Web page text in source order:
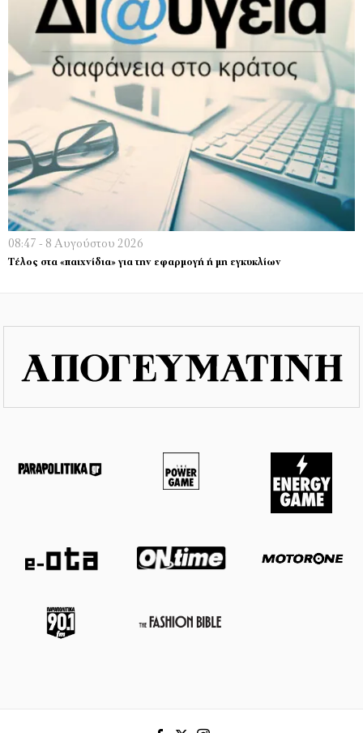
08:47 - 8 Αυγούστου 2026
Τέλος στα «παιχνίδια» για την εφαρμογή ή μη εγκυκλίων